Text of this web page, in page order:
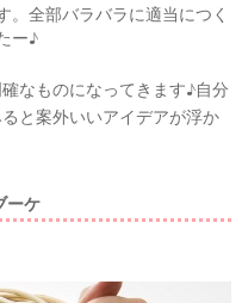
。全部バラバラに適当につく
ー♪
なものになってきます♪自分
と案外いいアイデアが浮か
ーケ